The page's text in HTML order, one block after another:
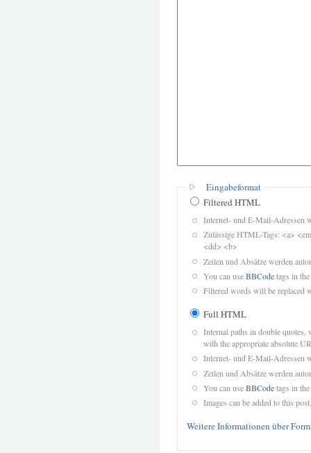
Eingabeformat
Filtered HTML
Internet- und E-Mail-Adressen
Zulässige HTML-Tags: <a>
<dd> <b>
Zeilen und Absätze werden
You can useBBCodetags in
Filtered words will be replaced
Full HTML
Internal paths in double quotes,
with the appropriate absolute
Internet- und E-Mail-Adressen
Zeilen und Absätze werden
You can useBBCodetags in
Images can be added to this post.
Weitere Informationen über